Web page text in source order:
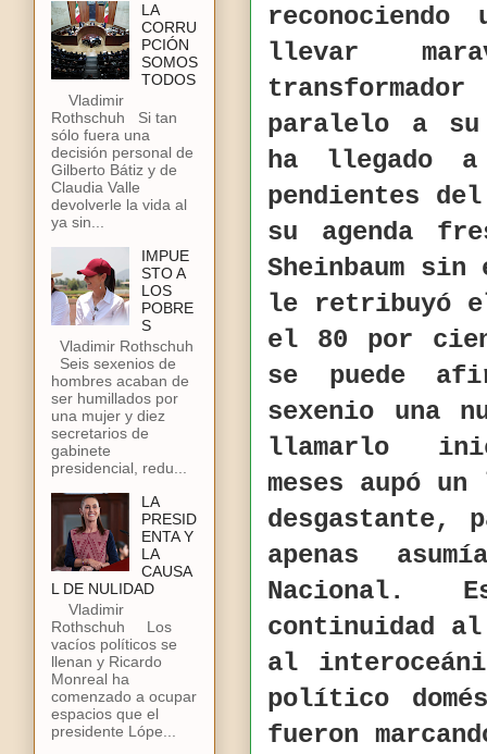
llevar
paralelo a su
ha llegado
pendientes
su agenda
Sheinbaum
le retribuyó el
el 80 por
se puede
sexenio una
llamarlo
meses aupó
desgastante,
apenas
Nacional.
continuidad
al
político
fueron
LA
CORRU
PCIÓN
SOMOS
TODOS
Vladimir
Rothschuh Si tan
sólo fuera una
decisión personal de
Gilberto Bátiz y de
Claudia Valle
devolverle la vida al
ya sin...
IMPUE
STO A
LOS
POBRE
S
Vladimir Rothschuh
Seis sexenios de
hombres acaban de
ser humillados por
una mujer y diez
secretarios de
gabinete
presidencial, redu...
LA
PRESID
ENTA Y
LA
CAUSA
L DE NULIDAD
Vladimir
Rothschuh Los
vacíos políticos se
llenan y Ricardo
Monreal ha
comenzado a ocupar
espacios que el
presidente Lópe...